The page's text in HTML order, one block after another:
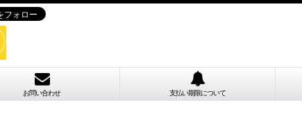
お問い合わせ 支払い期限について